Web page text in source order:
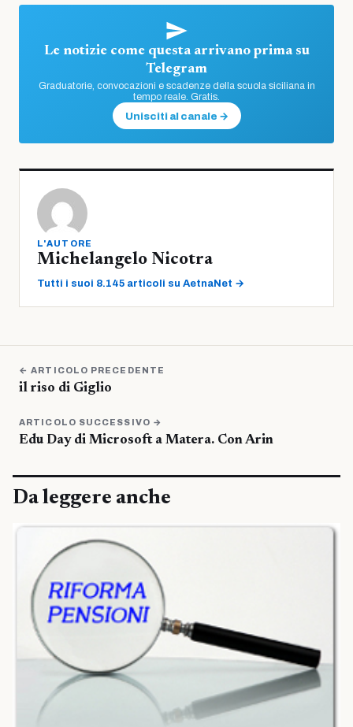
Le notizie come questa arrivano prima su
Telegram
Graduatorie, convocazioni e scadenze della scuola siciliana in
tempo reale. Gratis.
Unisciti al canale →
L'AUTORE
Michelangelo Nicotra
Tutti i suoi 8.145 articoli su AetnaNet →
← ARTICOLO PRECEDENTE
il riso di Giglio
ARTICOLO SUCCESSIVO →
Edu Day di Microsoft a Matera. Con Arin
Da leggere anche